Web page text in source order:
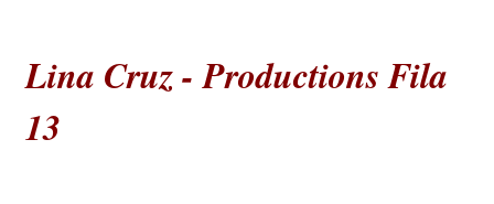
Lina Cruz - Productions Fila
13